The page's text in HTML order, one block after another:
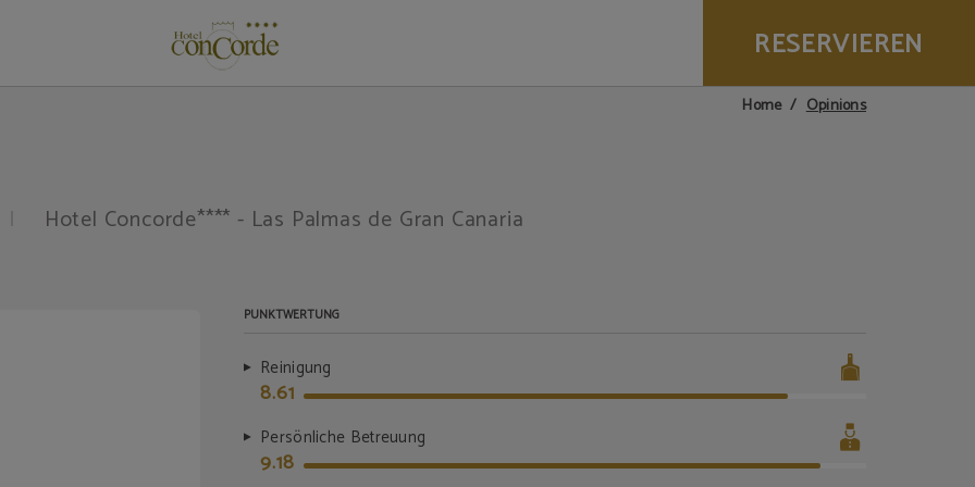
RESERVIEREN
de Gran Canaria. Offizielle Website.
Home Opinions
Hotel Concorde**** - Las Palmas de Gran Canaria
PUNKTWERTUNG
Reinigung
8.61
Persönliche Betreuung
9.18